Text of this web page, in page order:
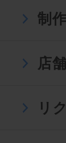
制
店
リ